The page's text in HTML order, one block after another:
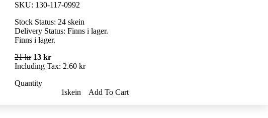
SKU: 130-117-0992
Stock Status: 24 skein
Delivery Status: Finns i lager.
Finns i lager.
21 kr 13 kr
Including Tax: 2.60 kr
Quantity
skein
Add To Cart